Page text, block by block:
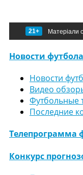
21+ Матеріали
Новости футбола
Новости
Видео
Футбольные
Последние
Телепрограмма
Конкурс